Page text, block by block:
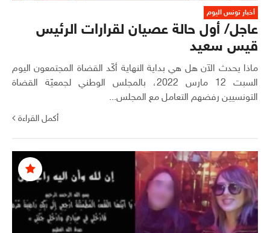
أخبار تونس اليوم
عاجل/ أول حالة عصيان لقرارات الرئيس
قيس سعيد
ماذا يحدث الآن هل هي بداية النهاية أكّد القضاة المجتمعون اليوم
السبت 12 مارس 2022، بالمجلس الوطني لجمعيّة القضاة
التونسيين رفضهم التعامل مع المجلس...
أكمل القراءة